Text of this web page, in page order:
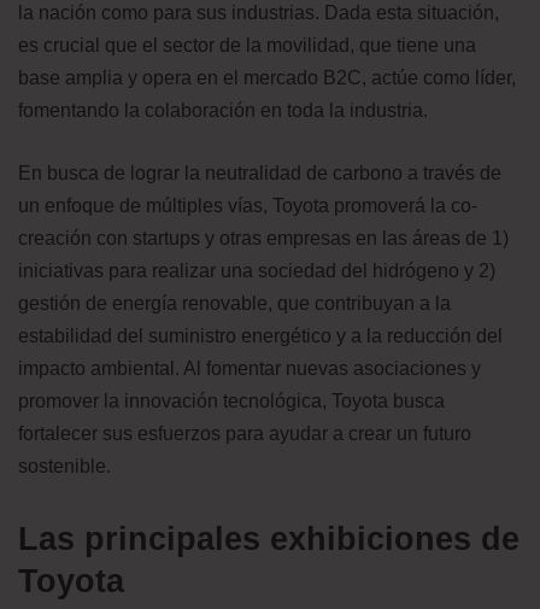
la nación como para sus industrias. Dada esta situación,
es crucial que el sector de la movilidad, que tiene una
base amplia y opera en el mercado B2C, actúe como líder,
fomentando la colaboración en toda la industria.
En busca de lograr la neutralidad de carbono a través de
un enfoque de múltiples vías, Toyota promoverá la co-
creación con startups y otras empresas en las áreas de 1)
iniciativas para realizar una sociedad del hidrógeno y 2)
gestión de energía renovable, que contribuyan a la
estabilidad del suministro energético y a la reducción del
impacto ambiental. Al fomentar nuevas asociaciones y
promover la innovación tecnológica, Toyota busca
fortalecer sus esfuerzos para ayudar a crear un futuro
sostenible.
Las principales exhibiciones de
Toyota